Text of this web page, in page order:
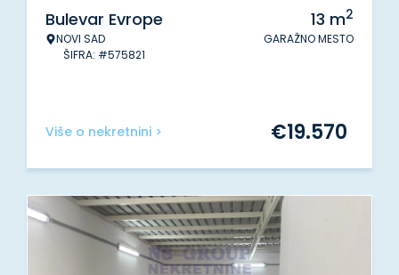
Bulevar Evrope
NOVI SAD
ŠIFRA: #575821
13 m2
GARAŽNO MESTO
Više o nekretnini > €19.570